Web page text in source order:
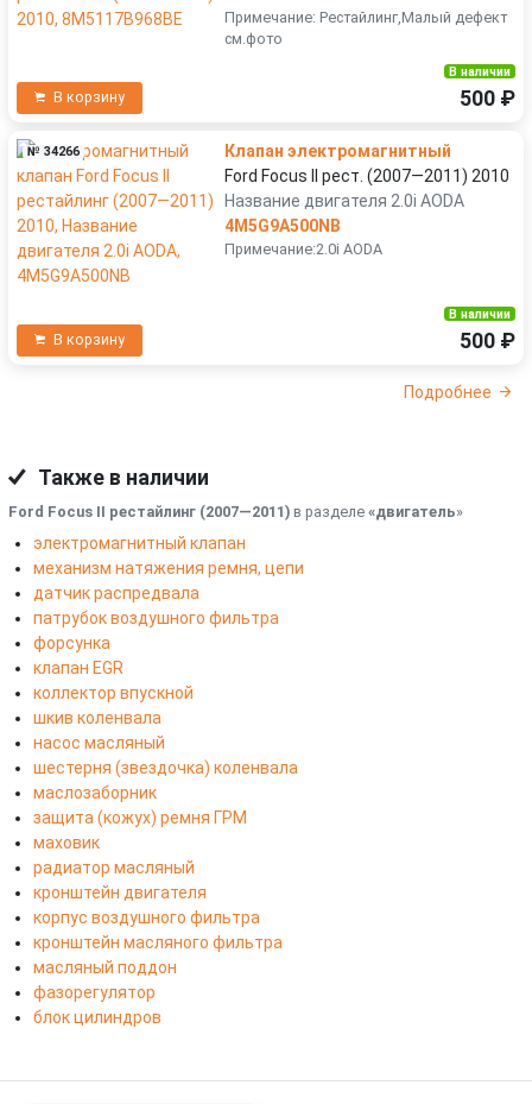
Примечание: Рестайлинг,Малый дефект
см.фото
В корзину
В наличии
500 ₽
№ 34266
Клапан электромагнитный
Ford Focus II рест. (2007—2011) 2010
Название двигателя 2.0i AODA
4M5G9A500NB
Примечание:2.0i AODA
В корзину
В наличии
500 ₽
Подробнее
Также в наличии
Ford Focus II рестайлинг (2007—2011) в разделе «двигатель»
электромагнитный клапан
механизм натяжения ремня, цепи
датчик распредвала
патрубок воздушного фильтра
форсунка
клапан EGR
коллектор впускной
шкив коленвала
насос масляный
шестерня (звездочка) коленвала
маслозаборник
защита (кожух) ремня ГРМ
маховик
радиатор масляный
кронштейн двигателя
корпус воздушного фильтра
кронштейн масляного фильтра
масляный поддон
фазорегулятор
блок цилиндров